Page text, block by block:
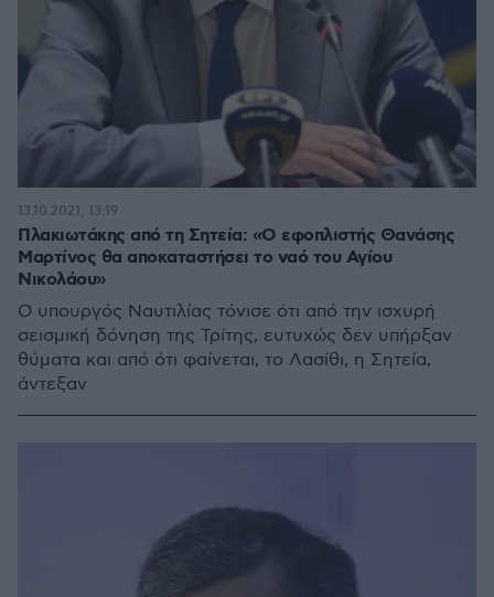
Πλακιωτάκης από τη Σητεία: «Ο εφοπλιστής Θανάσης
Μαρτίνος θα αποκαταστήσει το ναό του Αγίου
Νικολάου»
Ο υπουργός Ναυτιλίας τόνισε ότι από την ισχυρή
σεισμική δόνηση της Τρίτης, ευτυχώς δεν υπήρξαν
θύματα και από ότι φαίνεται, το Λασίθι, η Σητεία,
άντεξαν
13.10.2021, 13:19